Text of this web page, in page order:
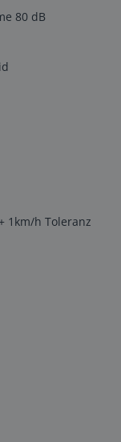
80 dB
1km/h Toleranz